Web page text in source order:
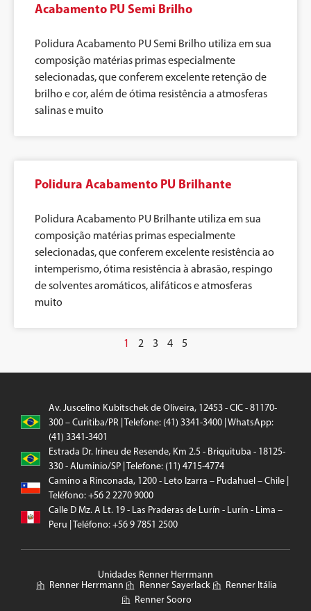
Acabamento PU Semi Brilho
Polidura Acabamento PU Semi Brilho utiliza em sua
composição matérias primas especialmente
selecionadas, que conferem excelente retenção de
brilho e cor, além de ótima resistência a atmosferas
salinas e muito
Polidura Acabamento PU Brilhante
Polidura Acabamento PU Brilhante utiliza em sua
composição matérias primas especialmente
selecionadas, que conferem excelente resistência ao
intemperismo, ótima resistência à abrasão, respingo
de solventes aromáticos, alifáticos e atmosferas
muito
1 2 3 4 5
Av. Juscelino Kubitschek de Oliveira, 12453 - CIC - 81170-
300 – Curitiba/PR | Telefone: (41) 3341-3400 | WhatsApp:
(41) 3341-3401
Estrada Dr. Irineu de Resende, Km 2.5 - Briquituba - 18125-
330 - Aluminio/SP | Telefone: (11) 4715-4774
Camino a Rinconada, 1200 - Leto Izarra – Pudahuel – Chile |
Teléfono: +56 2 2270 9000
Calle D Mz. A Lt. 19 - Las Praderas de Lurín - Lurín - Lima –
Peru | Teléfono: +56 9 7851 2500
Unidades Renner Herrmann
Renner Herrmann
Renner Sayerlack
Renner Itália
Renner Sooro